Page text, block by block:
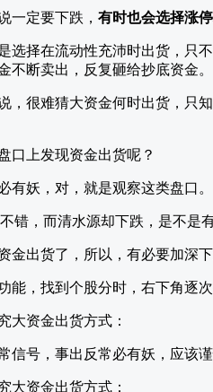
一定要下跌， 有时也会选择涨
选择在流动性充沛时出货，只
不断卖出，反复砸给抄底资金。
，很难猜大资金何时出货，只
口上发现资金出货呢？
有妖，对，就是观察这类盘口。
错，而清水源却下跌，是不是
金出货了，所以，有必要加深
能，找到个股分时，右下角逐次
信号，事出反常必有妖，应该谨